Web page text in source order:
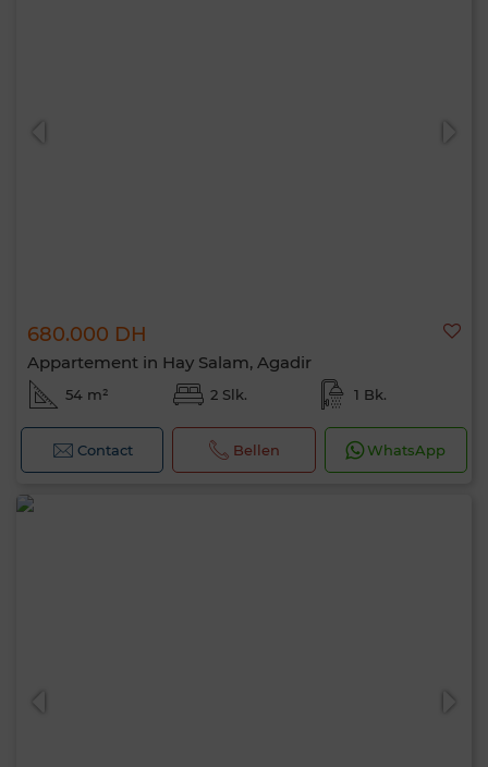
680.000 DH
Appartement in Hay Salam, Agadir
54 m² 2 Slk. 1 Bk.
Contact Bellen WhatsApp